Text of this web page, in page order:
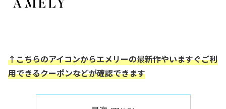
↑こちらのアイコンからエメリーの最新作やいますぐご利
用できるクーポンなどが確認できます